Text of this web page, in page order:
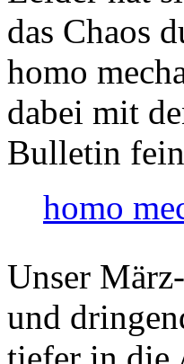
das Chaos
homo
dabei mit
Bulletin
homo
Unser
und